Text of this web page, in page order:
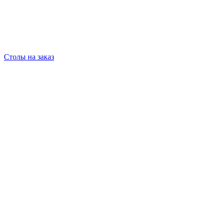
Столы на заказ